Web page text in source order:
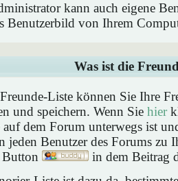
kann auch eigene
Benutzerbild von Ihrem
Was ist die
Liste können Sie Ihre
und speichern. Wenn Sie hier
auf dem Forum unterwegs ist
jeden Benutzer des Forums zu
Button
in dem Beitrag